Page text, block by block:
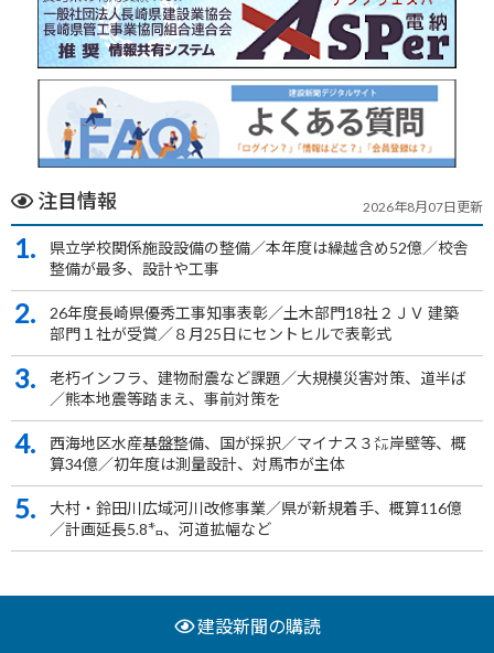
注目情報 2026年8月07日更新
1.
県立学校関係施設設備の整備／本年度は繰越含め52億／校舎
整備が最多、設計や工事
2.
26年度長崎県優秀工事知事表彰／土木部門18社２ＪＶ 建築
部門１社が受賞／８月25日にセントヒルで表彰式
3.
老朽インフラ、建物耐震など課題／大規模災害対策、道半ば
／熊本地震等踏まえ、事前対策を
4.
西海地区水産基盤整備、国が採択／マイナス３㍍岸壁等、概
算34億／初年度は測量設計、対馬市が主体
5.
大村・鈴田川広域河川改修事業／県が新規着手、概算116億
／計画延長5.8㌔、河道拡幅など
建設新聞の購読